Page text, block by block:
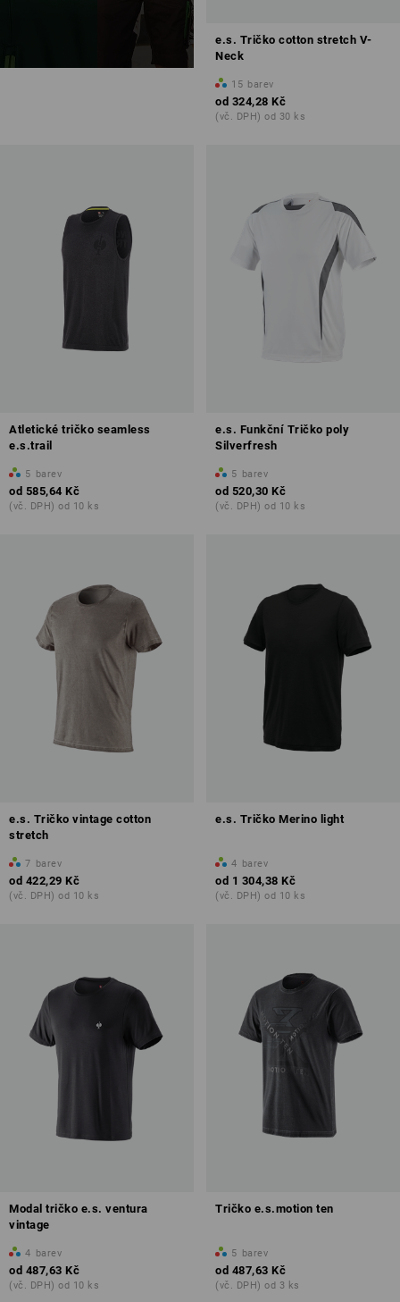
e.s. Tričko cotton stretch V-
Neck
15 barev
od 324,28 Kč
(vč. DPH) od 30 ks
Atletické tričko seamless
e.s.trail
5 barev
od 585,64 Kč
(vč. DPH) od 10 ks
e.s. Funkční Tričko poly
Silverfresh
5 barev
od 520,30 Kč
(vč. DPH) od 10 ks
e.s. Tričko vintage cotton
stretch
7 barev
od 422,29 Kč
(vč. DPH) od 10 ks
e.s. Tričko Merino light
4 barev
od 1 304,38 Kč
(vč. DPH) od 10 ks
Modal tričko e.s. ventura
vintage
4 barev
od 487,63 Kč
(vč. DPH) od 10 ks
Tričko e.s.motion ten
5 barev
od 487,63 Kč
(vč. DPH) od 3 ks